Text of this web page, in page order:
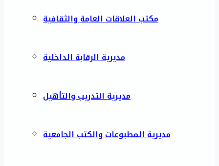
مكتب العلاقات العامة والثقافية
مديرية الرقابة الداخلية
مديرية التدريب والتأهيل
مديرية المطبوعات والكتب الجامعية